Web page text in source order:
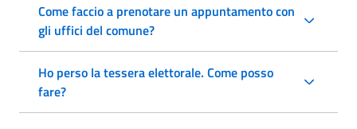
Come faccio a prenotare un appuntamento con
gli uffici del comune?
Ho perso la tessera elettorale. Come posso
fare?